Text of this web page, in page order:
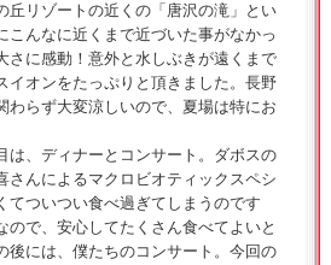
丘リゾートの近くの「唐沢の滝」とい
こんなに近くまで近づいた事がなかっ
さに感動！意外と水しぶきが遠くまで
イオンをたっぷりと頂きました。長野
わらず大変涼しいので、夏場は特にお
は、ディナーとコンサート。ダボスの
さんによるマクロビオティックスペシ
てついつい食べ過ぎてしまうのです
ので、安心してたくさん食べてよいと
後には、僕たちのコンサート。今回の